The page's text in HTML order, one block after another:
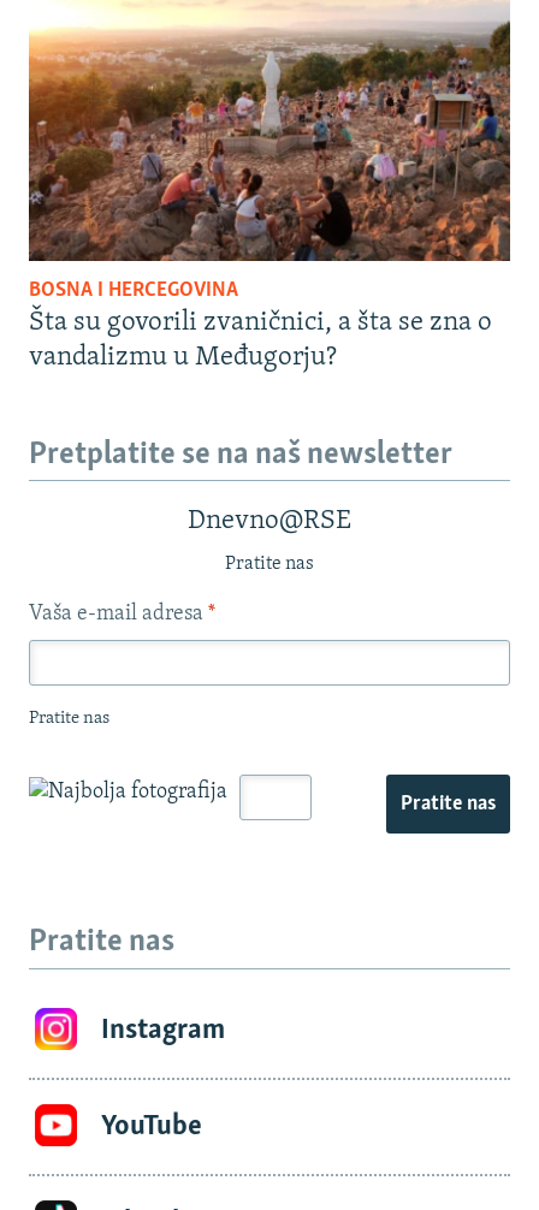
BOSNA I HERCEGOVINA
Šta su govorili zvaničnici, a šta se zna o
vandalizmu u Međugorju?
Pretplatite se na naš newsletter
Dnevno@RSE
Pratite nas
Vaša e-mail adresa *
Pratite nas
Pratite nas
Pratite nas
Instagram
YouTube